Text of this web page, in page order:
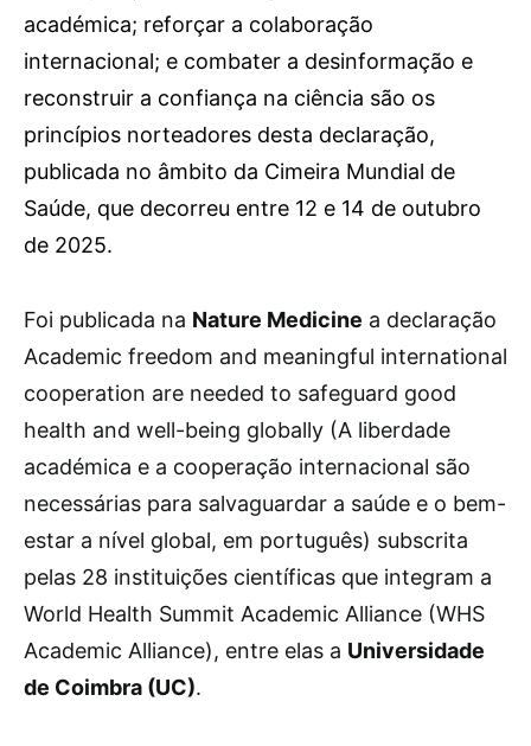
académica; reforçar a colaboração
internacional; e combater a desinformação e
reconstruir a confiança na ciência são os
princípios norteadores desta declaração,
publicada no âmbito da Cimeira Mundial de
Saúde, que decorreu entre 12 e 14 de outubro
de 2025.
Foi publicada na Nature Medicine a declaração
Academic freedom and meaningful international
cooperation are needed to safeguard good
health and well-being globally (A liberdade
académica e a cooperação internacional são
necessárias para salvaguardar a saúde e o bem-
estar a nível global, em português) subscrita
pelas 28 instituições científicas que integram a
World Health Summit Academic Alliance (WHS
Academic Alliance), entre elas a Universidade
de Coimbra (UC).